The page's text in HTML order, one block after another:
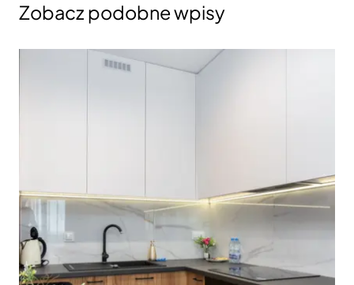
Zobacz podobne wpisy